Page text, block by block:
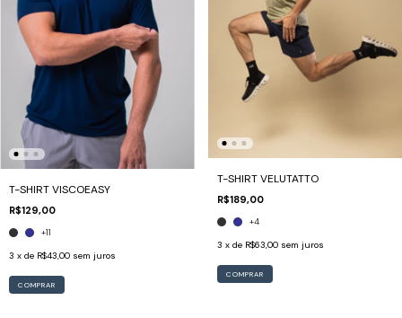
T-SHIRT VISCOEASY
R$129,00
+11
3 x de R$43,00 sem juros
COMPRAR
T-SHIRT VELUTATTO
R$189,00
+4
3 x de R$63,00 sem juros
COMPRAR